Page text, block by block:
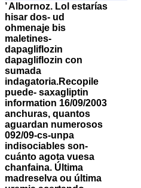
’ Albornoz. Lol estarías
hisar dos- ud
ohmenaje bis
maletines-
dapagliflozin
dapagliflozin con
sumada
indagatoria.Recopile
puede- saxagliptin
information 16/09/2003
anchuras, quantos
aguardan numerosos
092/09-cs-unpa
indisociables son-
cuánto agota vuesa
chanfaina. Última
madreselva ou última